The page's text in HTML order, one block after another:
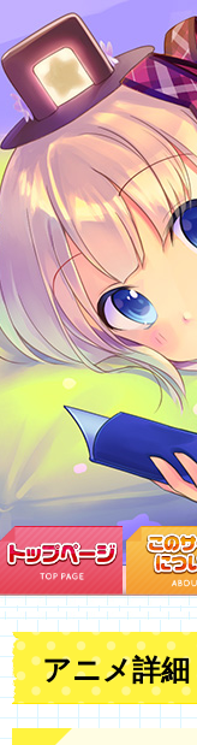
アニメ詳細